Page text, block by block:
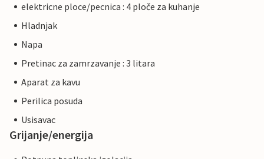
elektricne ploce/pecnica : 4 ploče za kuhanje
Hladnjak
Napa
Pretinac za zamrzavanje : 3 litara
Aparat za kavu
Perilica posuda
Usisavac
Grijanje/energija